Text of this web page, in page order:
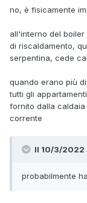
no, è fisicamente
all'interno del
di riscaldamento,
serpentina, cede
quando erano più
tutti gli
fornito dalla
corrente
Il 10/3/2022
probabilmente